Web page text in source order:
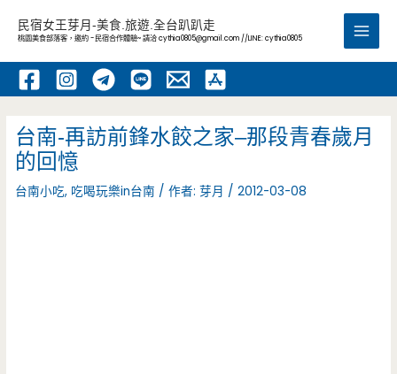
內
民宿女王芽月-美食.旅遊.全台趴趴走
桃園美食部落客，邀約 -民宿合作體驗~ 請洽cythia0805@gmail.com //LINE: cythia0805
Main
台南-再訪前鋒水餃之家–那段青春歲月
的回憶
台南小吃, 吃喝玩樂in台南 / 作者:芽月 /2012-03-08